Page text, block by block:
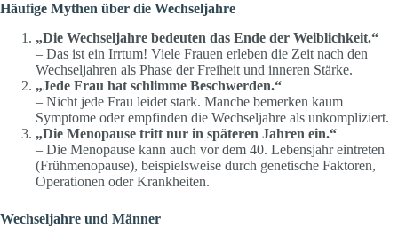
Häufige Mythen über die Wechseljahre
„Die Wechseljahre bedeuten das Ende der Weiblichkeit.“
– Das ist ein Irrtum! Viele Frauen erleben die Zeit nach den
Wechseljahren als Phase der Freiheit und inneren Stärke.
„Jede Frau hat schlimme Beschwerden.“
– Nicht jede Frau leidet stark. Manche bemerken kaum
Symptome oder empfinden die Wechseljahre als unkompliziert.
„Die Menopause tritt nur in späteren Jahren ein.“
– Die Menopause kann auch vor dem 40. Lebensjahr eintreten
(Frühmenopause), beispielsweise durch genetische Faktoren,
Operationen oder Krankheiten.
Wechseljahre und Männer